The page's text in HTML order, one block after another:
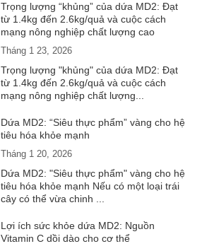
Trọng lượng “khủng” của dứa MD2: Đạt
từ 1.4kg đến 2.6kg/quả và cuộc cách
mạng nông nghiệp chất lượng cao
Tháng 1 23, 2026
Trọng lượng "khủng" của dứa MD2: Đạt
từ 1.4kg đến 2.6kg/quả và cuộc cách
mạng nông nghiệp chất lượng...
Dứa MD2: “Siêu thực phẩm” vàng cho hệ
tiêu hóa khỏe mạnh
Tháng 1 20, 2026
Dứa MD2: "Siêu thực phẩm" vàng cho hệ
tiêu hóa khỏe mạnh Nếu có một loại trái
cây có thể vừa chinh ...
Lợi ích sức khỏe dứa MD2: Nguồn
Vitamin C dồi dào cho cơ thể